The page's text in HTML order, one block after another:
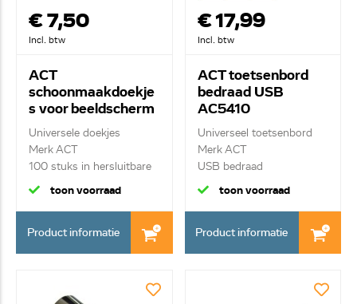
€ 7,50
Incl. btw
ACT
schoonmaakdoekje
s voor beeldscherm
AC9515
Universele doekjes
Merk ACT
100 stuks in hersluitbare
dose...
toon voorraad
Product informatie
€ 17,99
Incl. btw
ACT toetsenbord
bedraad USB
AC5410
Universeel toetsenbord
Merk ACT
USB bedraad
toon voorraad
Product informatie